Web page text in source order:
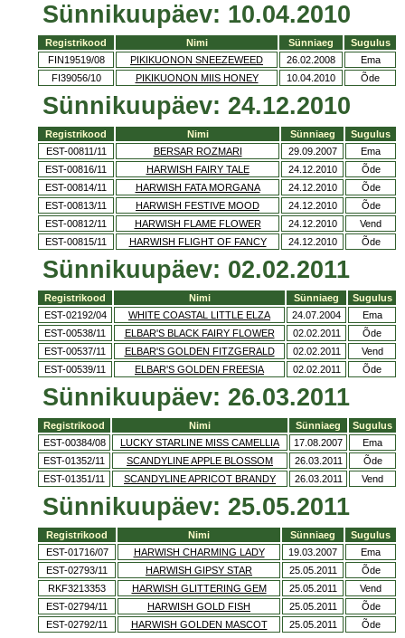
Sünnikuupäev: 10.04.2010
Registrikood Nimi Sünniaeg
Sugulus
FIN19519/08
PIKIKUONON SNEEZEWEED 26.02.2008
Ema
FI39056/10
PIKIKUONON MIIS HONEY 10.04.2010 Õde
Sünnikuupäev: 24.12.2010
Registrikood Nimi Sünniaeg
Sugulus
EST-00811/11
BERSAR ROZMARI 29.09.2007
Ema
EST-00816/11
HARWISH FAIRY TALE 24.12.2010
Õde
EST-00814/11
HARWISH FATA MORGANA 24.12.2010
Õde
EST-00813/11
HARWISH FESTIVE MOOD 24.12.2010
Õde
EST-00812/11
HARWISH FLAME FLOWER 24.12.2010
Vend
EST-00815/11
HARWISH FLIGHT OF FANCY 24.12.2010 Õde
Sünnikuupäev: 02.02.2011
Registrikood Nimi Sünniaeg
Sugulus
EST-02192/04
WHITE COASTAL LITTLE ELZA 24.07.2004
Ema
EST-00538/11
ELBAR'S BLACK FAIRY FLOWER 02.02.2011
Õde
EST-00537/11
ELBAR'S GOLDEN FITZGERALD 02.02.2011
Vend
EST-00539/11
ELBAR'S GOLDEN FREESIA 02.02.2011 Õde
Sünnikuupäev: 26.03.2011
Registrikood Nimi Sünniaeg
Sugulus
EST-00384/08
LUCKY STARLINE MISS CAMELLIA 17.08.2007
Ema
EST-01352/11
SCANDYLINE APPLE BLOSSOM 26.03.2011
Õde
EST-01351/11
SCANDYLINE APRICOT BRANDY 26.03.2011 Vend
Sünnikuupäev: 25.05.2011
Registrikood Nimi Sünniaeg
Sugulus
EST-01716/07
HARWISH CHARMING LADY 19.03.2007
Ema
EST-02793/11
HARWISH GIPSY STAR 25.05.2011
Õde
RKF3213353
HARWISH GLITTERING GEM 25.05.2011
Vend
EST-02794/11
HARWISH GOLD FISH 25.05.2011
Õde
EST-02792/11
HARWISH GOLDEN MASCOT 25.05.2011 Õde